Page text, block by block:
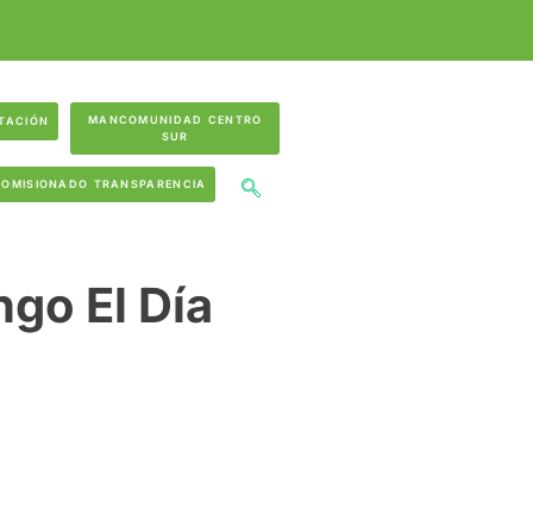
MANCOMUNIDAD CENTRO
SUR
TRANSPARENCIA
El Día